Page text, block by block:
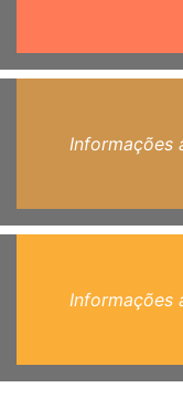
Informações
Informações